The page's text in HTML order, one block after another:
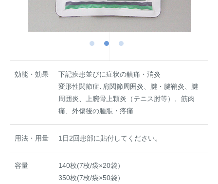
効能・効果
下記疾患並びに症状の鎮痛・消炎
変形性関節症､肩関節周囲炎、腱・腱鞘炎、腱
周囲炎、上腕骨上顆炎（テニス肘等）、筋肉
痛、外傷後の腫脹・疼痛
用法・用量 1日2回患部に貼付してください。
容量
140枚(7枚/袋×20袋）
350枚(7枚/袋×50袋）